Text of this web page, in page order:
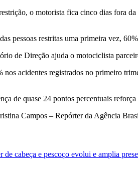
o motorista fica cinco dias fora
pessoas restritas uma primeira vez,
de Direção ajuda o motociclista
nos acidentes registrados no primeiro
de quase 24 pontos percentuais
Campos – Repórter da Agência